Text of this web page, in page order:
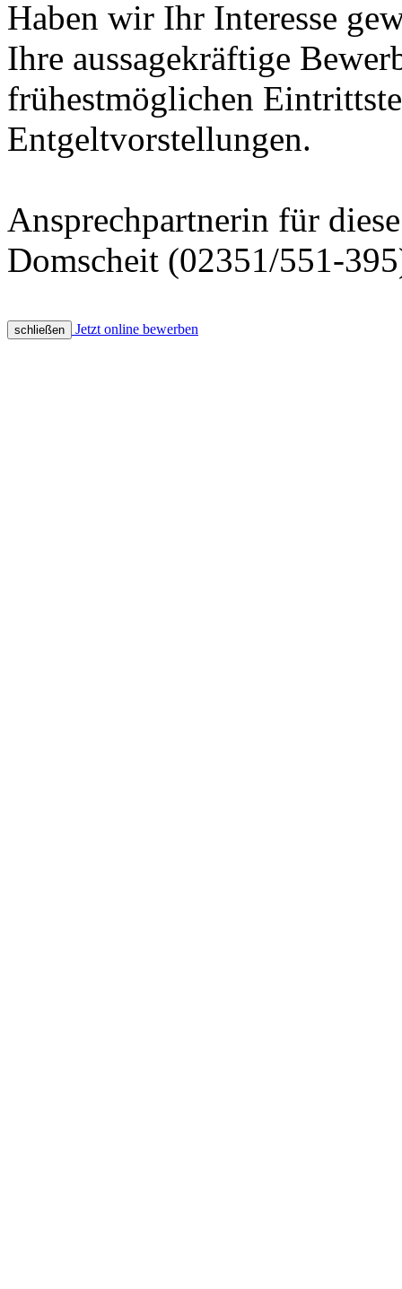
Haben wir Ihr Interesse
Ihre aussagekräftige
frühestmöglichen
Entgeltvorstellungen.
Ansprechpartnerin für
Domscheit (02351/551-
schließen Jetzt online bewerben